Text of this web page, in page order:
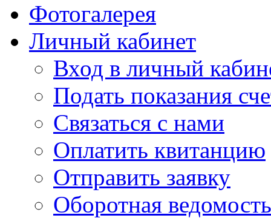
Фотогалерея
Личный кабинет
Вход в личный
Подать показания
Связаться с нами
Оплатить квитанцию
Отправить заявку
Оборотная ведомость